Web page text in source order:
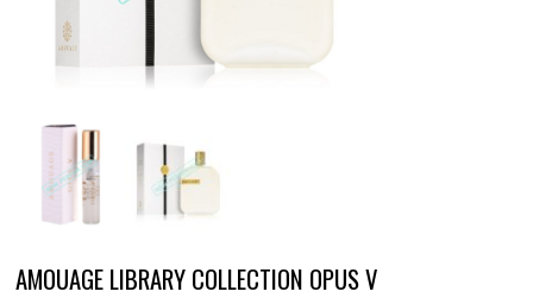
AMOUAGE LIBRARY COLLECTION OPUS V